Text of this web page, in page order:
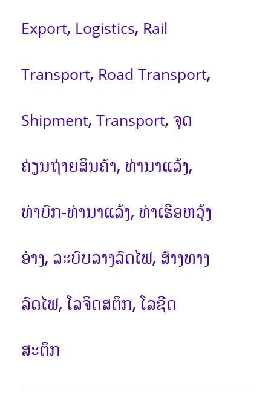
Export, Logistics, Rail
Transport, Road Transport,
Shipment, Transport, ຈຸດ
ຄ່ຽນຖ່າຍສິນຄ້າ, ທ່ານາແລ້ງ,
ທ່າບົກ-ທ່ານາແລ້ງ, ທ່າເຮືອຫວຸ້ງ
ອ່າງ, ລະບົບລາງລົດໄຟ, ສ້າງທາງ
ລົດໄຟ, ໂລຈິດສຕິກ, ໂລຊີດ
ສະຕິກ